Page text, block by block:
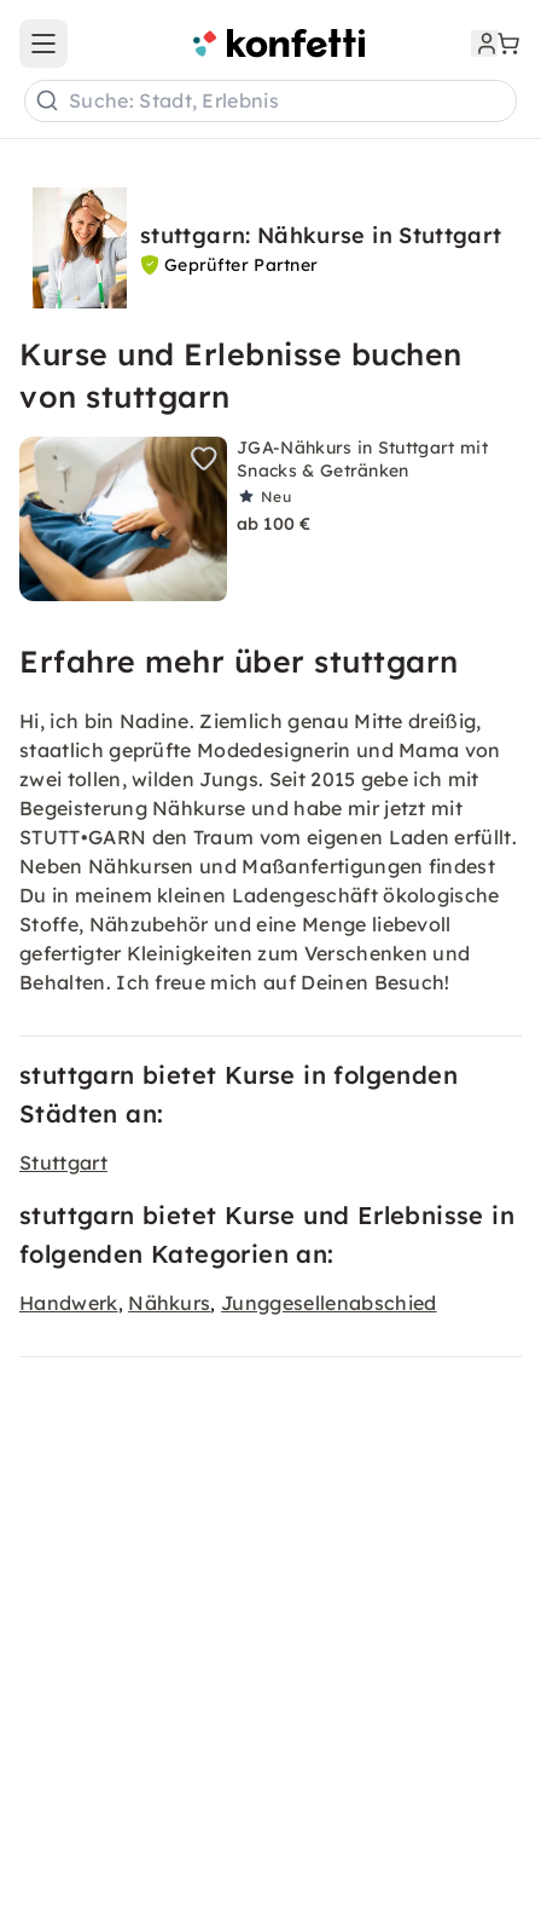
Open main menu
Suche: Stadt, Erlebnis
stuttgarn: Nähkurse in Stuttgart
Geprüfter Partner
Kurse und Erlebnisse buchen
von stuttgarn
JGA-Nähkurs in Stuttgart mit
Snacks & Getränken
Neu
ab 100 €
Erfahre mehr über stuttgarn
Hi, ich bin Nadine. Ziemlich genau Mitte dreißig,
staatlich geprüfte Modedesignerin und Mama von
zwei tollen, wilden Jungs. Seit 2015 gebe ich mit
Begeisterung Nähkurse und habe mir jetzt mit
STUTT•GARN den Traum vom eigenen Laden erfüllt.
Neben Nähkursen und Maßanfertigungen findest
Du in meinem kleinen Ladengeschäft ökologische
Stoffe, Nähzubehör und eine Menge liebevoll
gefertigter Kleinigkeiten zum Verschenken und
Behalten. Ich freue mich auf Deinen Besuch!
stuttgarn bietet Kurse in folgenden
Städten an:
Stuttgart
stuttgarn bietet Kurse und Erlebnisse in
folgenden Kategorien an:
Handwerk, Nähkurs, Junggesellenabschied